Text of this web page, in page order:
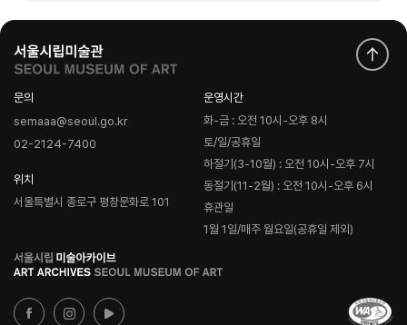
문의
semaaa@seoul.go.kr
02-2124-7400
위치
서울특별시 종로구 평창문화로 101
운영시간
화-금 : 오전 10시-오후 8시
토/일/공휴일
하절기(3-10월) : 오전 10시-오후 7시
동절기(11-2월) : 오전 10시-오후 6시
휴관일
1월 1일/매주 월요일(공휴일 제외)
로
고